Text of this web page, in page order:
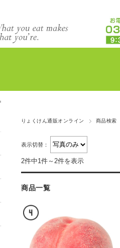
りょくけん通販オンライン 商品検索
表示切替：
2件中1件～2件を表示
商品一覧